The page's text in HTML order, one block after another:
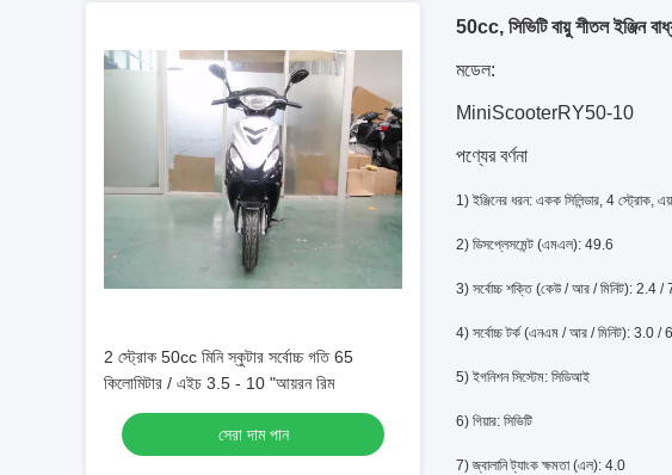
2 স্ট্রোক 50cc মিনি স্কুটার সর্বোচ্চ গতি 65
কিলোমিটার / এইচ 3.5 - 10 "আয়রন রিম
সেরা দাম পান
50cc, সিভিটি বায়ু শীতল ইঞ্জিন
মডেল:
MiniScooterRY50-10
পণ্যের বর্ণনা
1) ইঞ্জিনের ধরন: একক সিলিন্ডার, 4 স্ট্রোক,
2) ডিসপ্লেসমেন্ট (এমএল): 49.6
3) সর্বোচ্চ শক্তি (কেউ / আর / মিনিট): 2.4
4) সর্বোচ্চ টর্ক (এনএম / আর / মিনিট): 3.0 /
5) ইগনিশন সিস্টেম: সিডিআই
6) গিয়ার: সিভিটি
7) জ্বালানি ট্যাংক ক্ষমতা (এল): 4.0